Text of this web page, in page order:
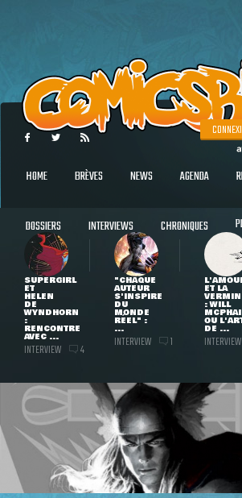
HOME BRÈVES NEWS AGENDA
DOSSIERS INTERVIEWS CHRONIQUES
SUPERGIRL
ET
HELEN
DE
WYNDHORN
:
RENCONTRE
AVEC ...
INTERVIEW 4
"CHAQUE
AUTEUR
S'INSPIRE
DU
MONDE
RÉEL" :
...
INTERVIEW 1
ET LA
: WILL
OU
DE ...
INTERVIEW